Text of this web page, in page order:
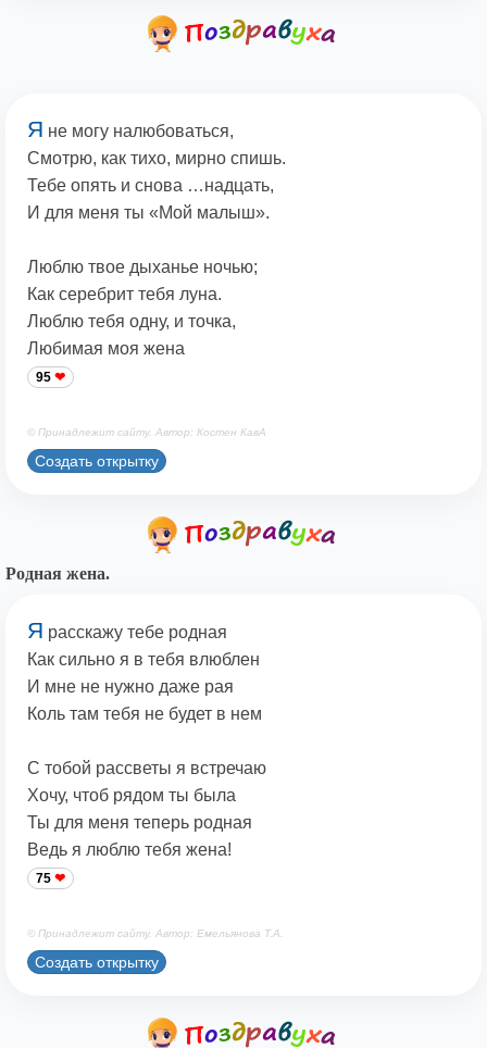
Я не могу налюбоваться,
Смотрю, как тихо, мирно спишь.
Тебе опять и снова …надцать,
И для меня ты «Мой малыш».
Люблю твое дыханье ночью;
Как серебрит тебя луна.
Люблю тебя одну, и точка,
Любимая моя жена
95
© Принадлежит сайту. Автор: Костен КавА
Создать открытку
Родная жена.
Я расскажу тебе родная
Как сильно я в тебя влюблен
И мне не нужно даже рая
Коль там тебя не будет в нем
С тобой рассветы я встречаю
Хочу, чтоб рядом ты была
Ты для меня теперь родная
Ведь я люблю тебя жена!
75
© Принадлежит сайту. Автор: Емельянова Т.А.
Создать открытку